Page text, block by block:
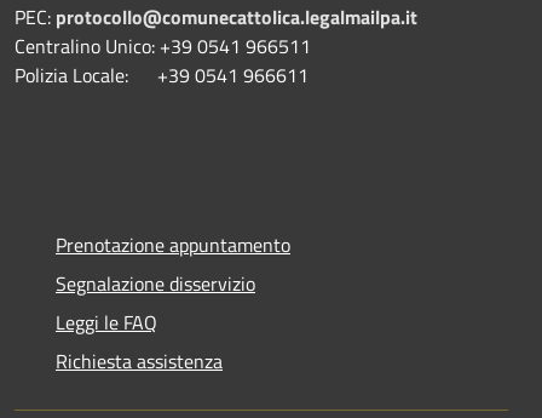
PEC: protocollo@comunecattolica.legalmailpa.it
Centralino Unico: +39 0541 966511
Polizia Locale: +39 0541 966611
Prenotazione appuntamento
Segnalazione disservizio
Leggi le FAQ
Richiesta assistenza